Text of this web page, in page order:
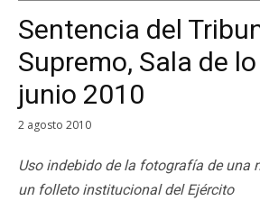
Sentencia del
Supremo, Sala de
junio 2010
2 agosto 2010
Uso indebido de la fotografía de una
un folleto institucional del Ejército